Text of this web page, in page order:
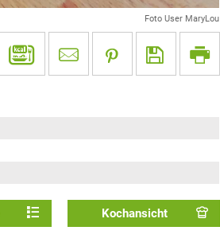
Foto User MaryLou
Kochansicht